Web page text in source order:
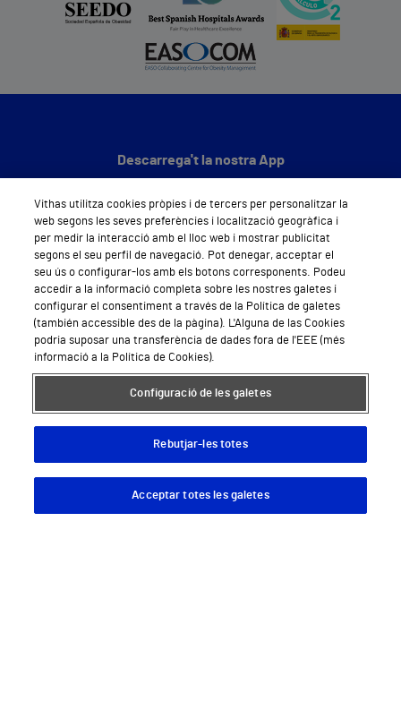
Descarrega't la nostra App
Descargar App
Vithas utilitza cookies pròpies i de tercers per personalitzar la
web segons les seves preferències i localització geogràfica i
per medir la interacció amb el lloc web i mostrar publicitat
segons el seu perfil de navegació. Pot denegar, acceptar el
seu ús o configurar-los amb els botons corresponents. Podeu
accedir a la informació completa sobre les nostres galetes i
configurar el consentiment a través de la Política de galetes
(también accessible des de la pàgina). L'Alguna de las Cookies
podria suposar una transferència de dades fora de l'EEE (més
informació a la Política de Cookies).
Configuració de les galetes
Rebutjar-les totes
Acceptar totes les galetes